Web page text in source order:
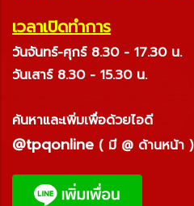
เวลาเปิดทำการ
วันจันทร์-ศุกร์ 8.30 - 17.30 น.
วันเสาร์ 8.30 - 15.30 น.
ค้นหาและเพิ่มเพื่อด้วยไอดี
@tpqonline ( มี @ ด้านหน้า )